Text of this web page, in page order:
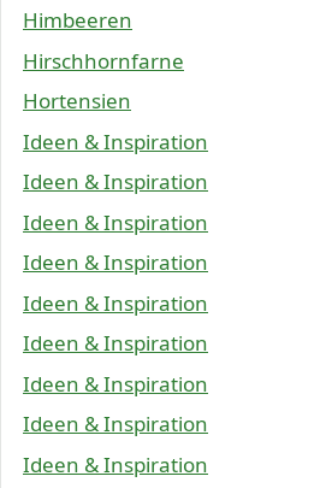
Himbeeren
Hirschhornfarne
Hortensien
Ideen & Inspiration
Ideen & Inspiration
Ideen & Inspiration
Ideen & Inspiration
Ideen & Inspiration
Ideen & Inspiration
Ideen & Inspiration
Ideen & Inspiration
Ideen & Inspiration